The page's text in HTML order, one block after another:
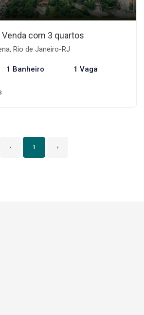
com 3 quartos
Rio de Janeiro-RJ
1 Banheiro 1 Vaga
‹ 1 ›